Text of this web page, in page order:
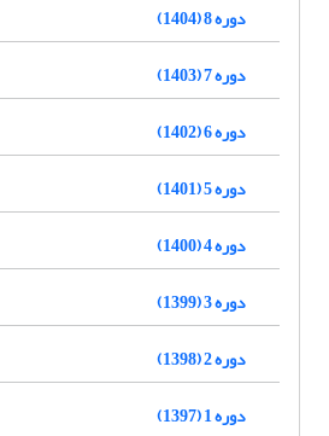
دوره 8 (1404)
دوره 7 (1403)
دوره 6 (1402)
دوره 5 (1401)
دوره 4 (1400)
دوره 3 (1399)
دوره 2 (1398)
دوره 1 (1397)